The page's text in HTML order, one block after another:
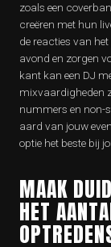
zoals een
creëren met hun
de reacties van
avond en zorgen
kant kan een DJ
mixvaardigheden
nummers en non-
aard van jouw
optie het beste bij
MAAK
HET